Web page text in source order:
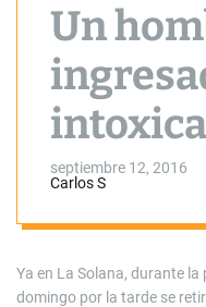
Un
etílica,
suceso
en la
septiembre 12, 2016
Carlos S
Ya en La Solana, durante la
domingo por la tarde se